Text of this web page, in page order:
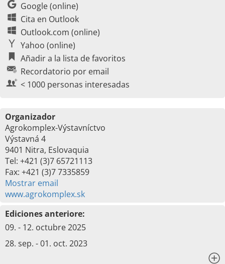
Google (online)
Cita en Outlook
Outlook.com (online)
Yahoo (online)
Añadir a la lista de favoritos
Recordatorio por email
< 1000 personas interesadas
Organizador
Agrokomplex-Výstavníctvo
Výstavná 4
9401 Nitra, Eslovaquia
Tel: +421 (3)7 65721113
Fax: +421 (3)7 7335859
Mostrar email
www.agrokomplex.sk
Ediciones anteriore:
09. - 12. octubre 2025
28. sep. - 01. oct. 2023